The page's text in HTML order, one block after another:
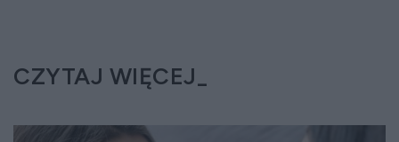
CZYTAJ WIĘCEJ